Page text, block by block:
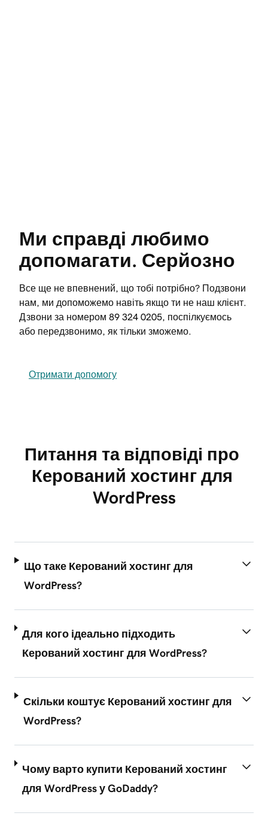
Ми справді любимо
допомагати. Серйозно
Все ще не впевнений, що тобі потрібно? Подзвони
нам, ми допоможемо навіть якщо ти не наш клієнт.
Дзвони за номером 89 324 0205, поспілкуємось
або передзвонимо, як тільки зможемо.
Отримати допомогу
Питання та відповіді про
Керований хостинг для
WordPress
Що таке Керований хостинг для
WordPress?
Для кого ідеально підходить
Керований хостинг для WordPress?
Скільки коштує Керований хостинг для
WordPress?
Чому варто купити Керований хостинг
для WordPress у GoDaddy?